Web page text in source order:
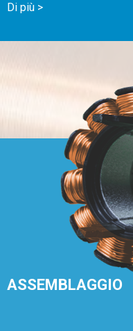
Di più >
ASSEMBLAGGIO